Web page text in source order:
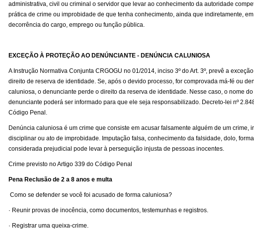
administrativa, civil ou criminal o servidor que levar ao conhecimento da autoridade
prática de crime ou improbidade de que tenha conhecimento, ainda que indiretamente, em
decorrência do cargo, emprego ou função pública.
EXCEÇÃO À PROTEÇÃO AO DENÚNCIANTE - DENÚNCIA CALUNIOSA
A Instrução Normativa Conjunta CRGOGU no 01/2014, inciso 3º do Art. 3º, prevê a
direito de reserva de identidade. Se, após o devido processo, for comprovada má-fé ou
caluniosa, o denunciante perde o direito da reserva de identidade. Nesse caso, o nome do
denunciante poderá ser informado para que ele seja responsabilizado. Decreto-lei nº
Código Penal.
Denúncia caluniosa é um crime que consiste em acusar falsamente alguém de um crime,
disciplinar ou ato de improbidade. Imputação falsa, conhecimento da falsidade, dolo,
considerada prejudicial pode levar à perseguição injusta de pessoas inocentes.
Crime previsto no Artigo 339 do Código Penal
Pena Reclusão de 2 a 8 anos e multa
Como se defender se você foi acusado de forma caluniosa?
· Reunir provas de inocência, como documentos, testemunhas e registros.
· Registrar uma queixa-crime.